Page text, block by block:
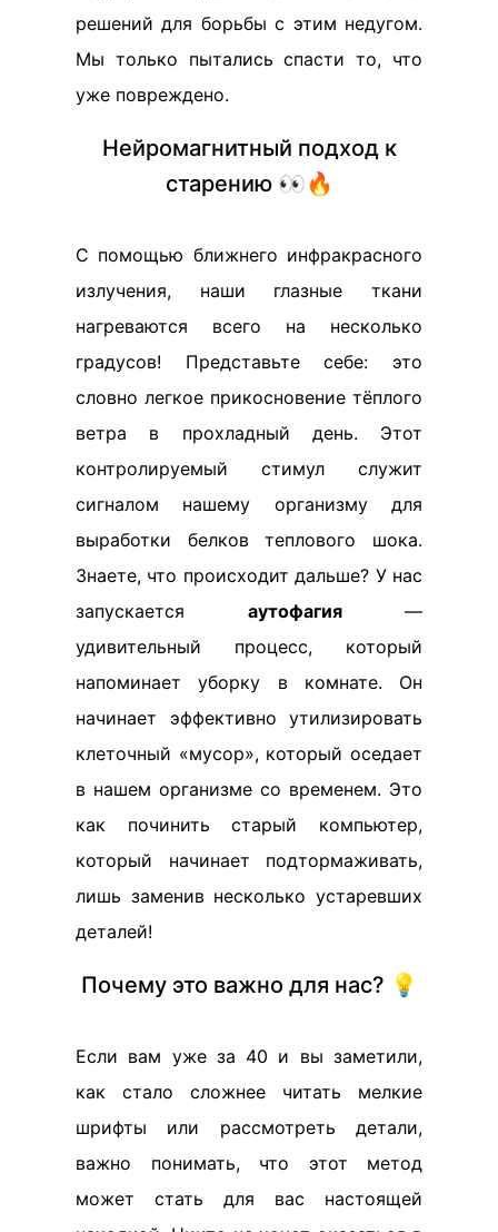
решений для борьбы с этим недугом.
Мы только пытались спасти то, что
уже повреждено.
Нейромагнитный подход к
старению 👀🔥
С помощью ближнего инфракрасного
излучения, наши глазные ткани
нагреваются всего на несколько
градусов! Представьте себе: это
словно легкое прикосновение тёплого
ветра в прохладный день. Этот
контролируемый стимул служит
сигналом нашему организму для
выработки белков теплового шока.
Знаете, что происходит дальше? У нас
запускается аутофагия—
удивительный процесс, который
напоминает уборку в комнате. Он
начинает эффективно утилизировать
клеточный «мусор», который оседает
в нашем организме со временем. Это
как починить старый компьютер,
который начинает подтормаживать,
лишь заменив несколько устаревших
деталей!
Почему это важно для нас? 💡
Если вам уже за 40 и вы заметили,
как стало сложнее читать мелкие
шрифты или рассмотреть детали,
важно понимать, что этот метод
может стать для вас настоящей